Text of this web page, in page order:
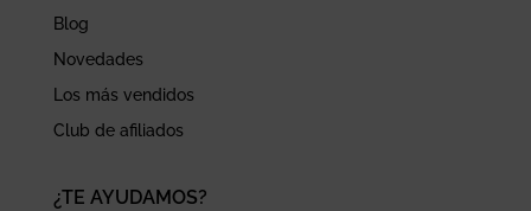
Blog
Novedades
Los más vendidos
Club de afiliados
¿TE AYUDAMOS?